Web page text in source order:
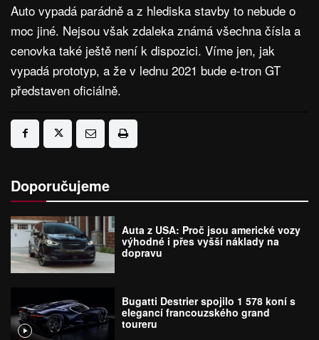
Auto vypadá parádně a z hlediska stavby to nebude o
moc jiné. Nejsou však zdaleka známá všechna čísla a
cenovka také ještě není k dispozici. Víme jen, jak
vypadá prototyp, a že v lednu 2021 bude e-tron GT
představen oficiálně.
Doporučujeme
Auta z USA: Proč jsou americké vozy
výhodné i přes vyšší náklady na
dopravu
Bugatti Destrier spojilo 1 578 koní s
elegancí francouzského grand
toureru